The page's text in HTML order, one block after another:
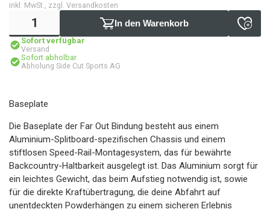
inkl. MwSt., zzgl. Versandkosten
In den Warenkorb
Sofort verfügbar
Versand
Sofort abholbar
Abholung Side Cut Sports AG
Baseplate
Die Baseplate der Far Out Bindung besteht aus einem
Aluminium-Splitboard-spezifischen Chassis und einem
stiftlosen Speed-Rail-Montagesystem, das für bewährte
Backcountry-Haltbarkeit ausgelegt ist. Das Aluminium sorgt für
ein leichtes Gewicht, das beim Aufstieg notwendig ist, sowie
für die direkte Kraftübertragung, die deine Abfahrt auf
unentdeckten Powderhängen zu einem sicheren Erlebnis